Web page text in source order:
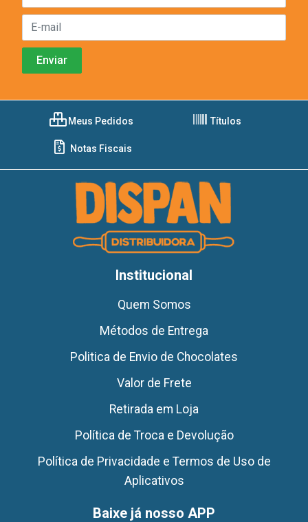
Meus Pedidos Títulos
Notas Fiscais
Institucional
Quem Somos
Métodos de Entrega
Politica de Envio de Chocolates
Valor de Frete
Retirada em Loja
Política de Troca e Devolução
Política de Privacidade e Termos de Uso de
Aplicativos
Baixe já nosso APP